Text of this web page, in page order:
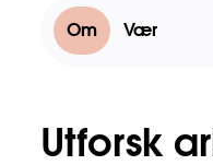
Om Vær
Utforsk